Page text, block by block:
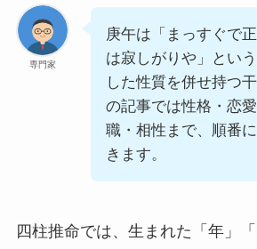
専門家
庚午は「まっすぐで
は寂しがりや」とい
した性質を併せ持つ
の記事では性格・恋
職・相性まで、順番
きます。
四柱推命では、生まれた「年」「